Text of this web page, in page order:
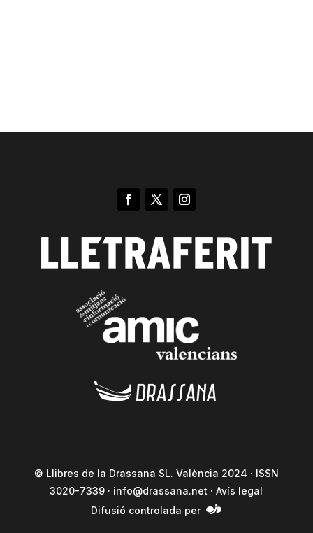
© Llibres de la Drassana SL. València 2024 · ISSN
3020-7339 · info@drassana.net ·Avís legal
Difusió controlada per